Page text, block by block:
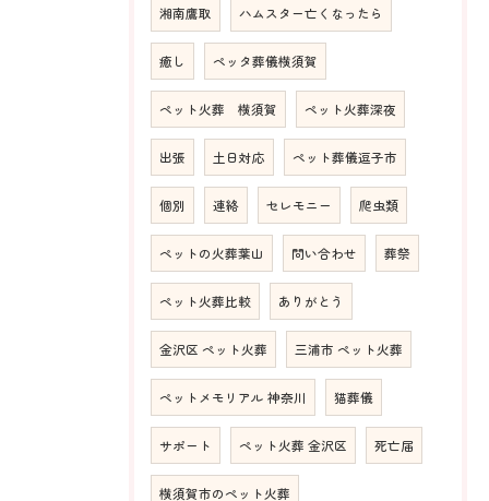
湘南鷹取 ハムスター亡くなったら
癒し ペッタ葬儀横須賀
ペット火葬 横須賀 ペット火葬深夜
出張 土日対応 ペット葬儀逗子市
個別 連絡 セレモニー 爬虫類
ペットの火葬葉山 問い合わせ 葬祭
ペット火葬比較 ありがとう
金沢区 ペット火葬 三浦市 ペット火葬
ペットメモリアル 神奈川 猫葬儀
サポート ペット火葬 金沢区 死亡届
横須賀市のペット火葬